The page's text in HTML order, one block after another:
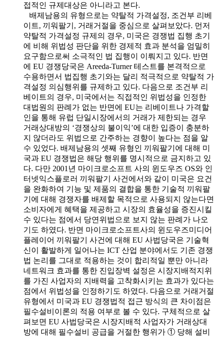
접적인 규제대상은 아니라고 본다.
배제남용의 유형으로는 약탈적 가격설정, 조건부 리베
이트, 끼워팔기, 거래거절을 중심으로 살펴보았다. 먼저
약탈적 가격설정 규제의 경우, 미국은 경쟁법 집행 초기
에 비해 위법성 판단을 위한 경제적 효과 분석을 엄밀히
요구함으로써 소극적인 법 집행이 이뤄지고 있다. 반면
에 EU 경쟁당국은 Areeda-Turner 테스트를 본격적으로
수용하면서 법집행 초기와는 달리 적극적으로 약탈적 가
격설정 의심행위를 규제하고 있다. 다음으로 조건부 리
베이트의 경우, 미국에서는 직접적인 위법성을 인정한
대법원의 판례가 없는 반면에 EU는 리베이트나 가격할
인을 통해 유럽 단일시장에서의 거래가 제한되는 경우
거래상대방의 ‘경쟁상의 불이익’에 대한 입증이 충분하
지 않더라도 위법으로 간주하는 경향이 높다는 점을 알
수 있었다. 배제남용의 셋째 유형인 끼워팔기에 대해 미
국과 EU 경쟁법은 해당 행위를 명시적으로 금지하고 있
다. 다만 2001년 마이크로소프트 사의 윈도우즈 OS와 인
터넷익스플로러 끼워팔기 사건에서와 같이 미국은 요건
을 완화하여 기능 및 제품의 결합을 통한 기술적 끼워팔
기에 대해 경쟁자를 배제할 목적으로 사용되지 않는다면
소비자에게 혜택을 제공하고 시장의 효율성을 증진시킬
수 있다는 점에서 당연위법으로 보지 않는 판례가 나오
기도 하였다. 반면 마이크로소프트사의 윈도우즈미디어
플레이어 끼워팔기 사건에 대해 EU 사법당국은 기술혁
신이 활발하게 일어나는 ICT 산업 분야에서도 기존 경쟁
법 논리를 그대로 적용하는 것이 합리적일 뿐만 아니라
네트워크 효과를 통한 진입장벽 설정은 시장지배적지위
를 가진 사업자의 지배력을 고착화시키는 효과가 있다는
점에서 위법성을 인정하기도 하였다. 다음으로 거래거절
유형에서 미국과 EU 경쟁법적 접근 방식의 큰 차이점은
필수설비이론의 적용 여부로 볼 수 있다. 구체적으로 살
펴보면 EU 사법당국은 시장지배적 사업자가 거래상대
방에 대해 필수설비 공급을 거절한 행위가 ① 당해 설비